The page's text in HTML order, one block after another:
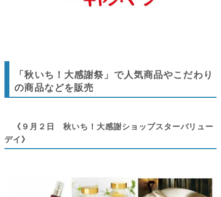
「秋いち！大感謝祭」で人気商品やこだわり
の商品などを販売
《９月２日 秋いち！大感謝ショップスターバリュー
デイ》